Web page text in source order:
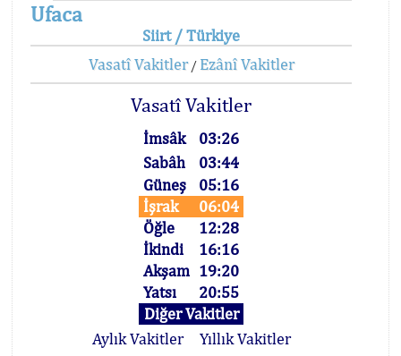
Ufaca
Siirt / Türkiye
Vasatî Vakitler/ Ezânî Vakitler
Vasatî Vakitler
İmsâk
03:26
Sabâh
03:44
Güneş
05:16
İşrak
06:04
Öğle
12:28
İkindi
16:16
Akşam 19:20
Yatsı
20:55
Diğer Vakitler
Aylık Vakitler
Yıllık Vakitler